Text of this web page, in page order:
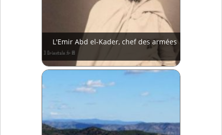
L'Emir Abd el-Kader, chef des armées